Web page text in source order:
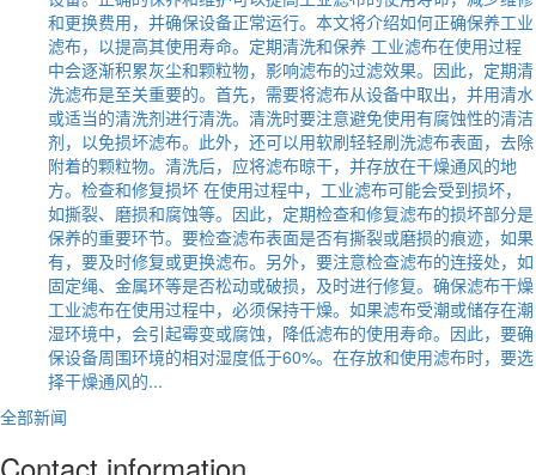
和更换费用，并确保设备正常运行。本文将介绍如何正确保养工业
滤布，以提高其使用寿命。定期清洗和保养 工业滤布在使用过程
中会逐渐积累灰尘和颗粒物，影响滤布的过滤效果。因此，定期清
洗滤布是至关重要的。首先，需要将滤布从设备中取出，并用清水
或适当的清洗剂进行清洗。清洗时要注意避免使用有腐蚀性的清洁
剂，以免损坏滤布。此外，还可以用软刷轻轻刷洗滤布表面，去除
附着的颗粒物。清洗后，应将滤布晾干，并存放在干燥通风的地
方。检查和修复损坏 在使用过程中，工业滤布可能会受到损坏，
如撕裂、磨损和腐蚀等。因此，定期检查和修复滤布的损坏部分是
保养的重要环节。要检查滤布表面是否有撕裂或磨损的痕迹，如果
有，要及时修复或更换滤布。另外，要注意检查滤布的连接处，如
固定绳、金属环等是否松动或破损，及时进行修复。确保滤布干燥
工业滤布在使用过程中，必须保持干燥。如果滤布受潮或储存在潮
湿环境中，会引起霉变或腐蚀，降低滤布的使用寿命。因此，要确
保设备周围环境的相对湿度低于60%。在存放和使用滤布时，要选
择干燥通风的...
全部新闻